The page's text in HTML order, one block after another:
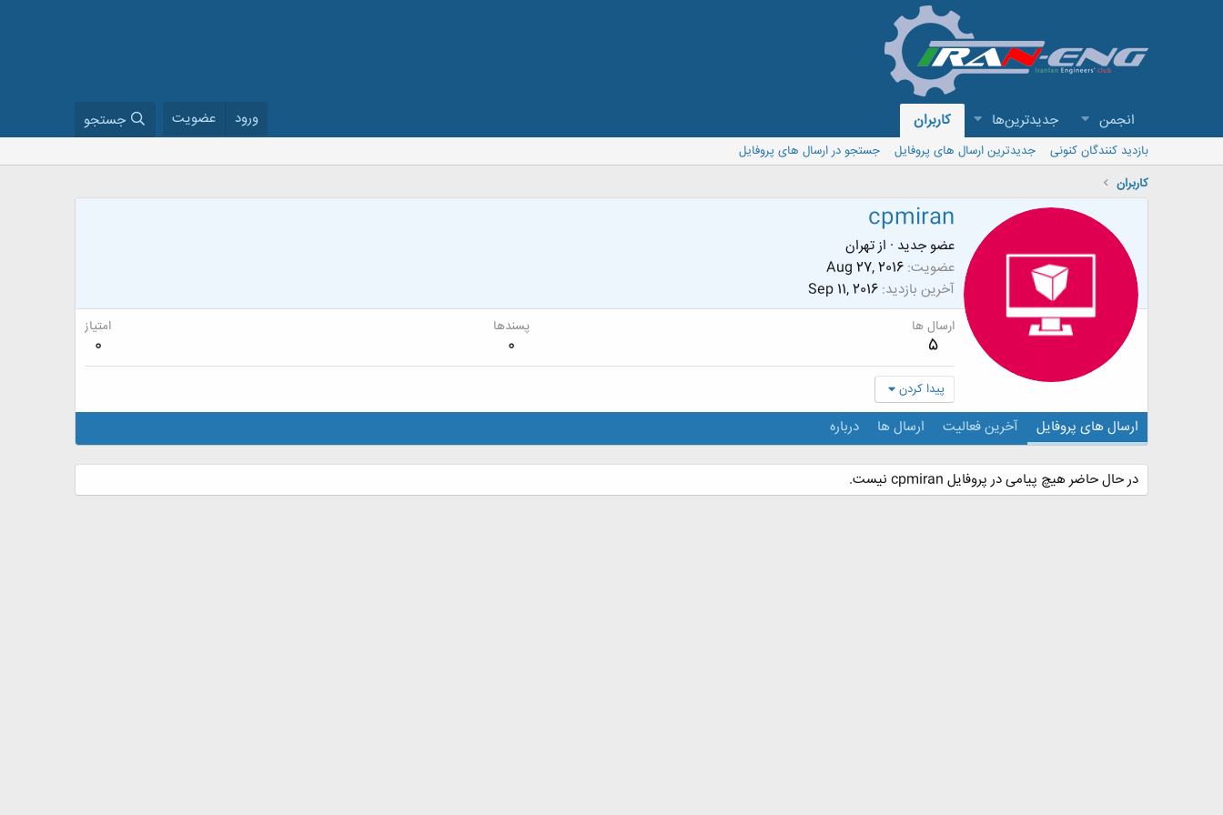
انجمن جدیدترین‌ها کاربران ورود عضویت جستجو
بازدید کنندگان کنونی جدیدترین ارسال های پروفایل
جستجو در ارسال های پروفایل
کاربران
cpmiran
عضو جدید · ازتهران
عضویت Aug 27, 2016
آخرین بازدید Sep 11, 2016
ارسال ها
5
پسندها
0
امتیاز
0
پیدا کردن
ارسال های پروفایل آخرین فعالیت ارسال ها درباره
در حال حاضر هیچ پیامی در پروفایل cpmiran نیست.